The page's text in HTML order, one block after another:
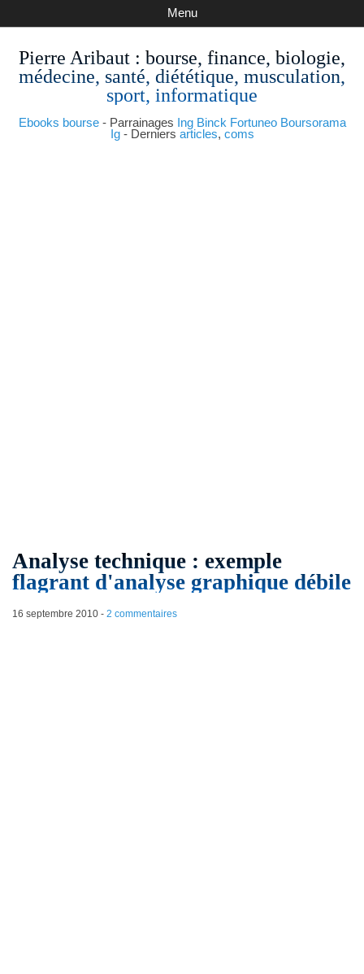
Pierre Aribaut : bourse, finance, biologie,
médecine, santé, diététique, musculation,
sport, informatique
Ebooks bourse- Parrainages Ing Binck Fortuneo Boursorama
Ig- Derniers articles, coms
Menu
Analyse technique : exemple
flagrant d'analyse graphique débile
16 septembre 2010- 2 commentaires